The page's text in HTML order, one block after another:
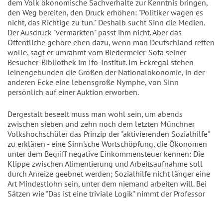
dem Volk ökonomische Sachverhalte zur Kenntnis bringen,
den Weg bereiten, den Druck erhöhen: "Politiker wagen es
nicht, das Richtige zu tun." Deshalb sucht Sinn die Medien.
Der Ausdruck "vermarkten" passt ihm nicht. Aber das
Öffentliche gehöre eben dazu, wenn man Deutschland retten
wolle, sagt er umrahmt vom Biedermeier-Sofa seiner
Besucher-Bibliothek im Ifo-Institut. Im Eckregal stehen
leinengebunden die Größen der Nationalökonomie, in der
anderen Ecke eine lebensgroße Nymphe, von Sinn
persönlich auf einer Auktion erworben.
Dergestalt beseelt muss man wohl sein, um abends
zwischen sieben und zehn noch dem letzten Münchner
Volkshochschüler das Prinzip der "aktivierenden Sozialhilfe"
zu erklären - eine Sinn'sche Wortschöpfung, die Ökonomen
unter dem Begriff negative Einkommensteuer kennen: Die
Klippe zwischen Alimentierung und Arbeitsaufnahme soll
durch Anreize geebnet werden; Sozialhilfe nicht länger eine
Art Mindestlohn sein, unter dem niemand arbeiten will. Bei
Sätzen wie "Das ist eine triviale Logik" nimmt der Professor